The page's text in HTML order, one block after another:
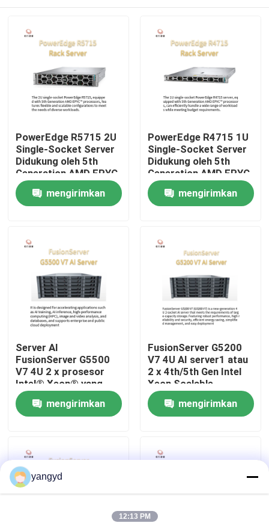
Rumah
Tentang Kami
Tur Pabrik
Kontrol Kualitas
Hubungi Kami
Berita
VR Show
Server Penyimpanan Rak
PowerEdge R5715 2U
Single-Socket Server
Didukung oleh 5th
Generation AMD EPYC
Processor
mengirimkan
PowerEdge R4715 1U
Single-Socket Server
Didukung oleh 5th
Generation AMD EPYC
Processor
mengirimkan
Server AI
FusionServer G5500
V7 4U 2 x prosesor
Intel® Xeon® yang
Dapat Diskalakan
Generasi ke-4/5
mengirimkan
FusionServer G5200
V7 4U AI server1 atau
2 x 4th/5th Gen Intel
Xeon Scalable
prosesor
mengirimkan
yangyd
12:13 PM